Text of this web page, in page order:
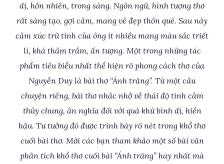
dị, hồn nhiên, trong sáng. Ngôn ngữ, hình tượng thơ
rất sáng tạo, gợi cảm, mang vẻ đẹp thôn quê. Sau này
cảm xúc trữ tình của ông ít nhiều mang màu sắc triết
lí, khá thâm trầm, ấn tượng. Một trong những tác
phẩm tiêu biểu nhất thể hiện rõ phong cách thơ của
Nguyễn Duy là bài thơ “Ánh trăng”. Từ một câu
chuyện riêng, bài thơ nhắc nhở về thái độ tình cảm
thủy chung, ân nghĩa đối với quá khứ bình dị, hiền
hậu. Tư tưởng đó được trình bày rõ nét trong khổ thơ
cuối bài thơ. Mời các bạn tham khảo một số bài văn
phân tích khổ thơ cuối bài “Ánh trăng” hay nhất mà